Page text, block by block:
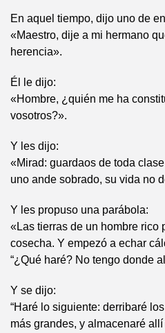
En aquel tiempo, dijo uno de
«Maestro, dije a mi hermano
herencia».
Él le dijo:
«Hombre, ¿quién me ha
vosotros?».
Y les dijo:
«Mirad: guardaos de toda
uno ande sobrado, su vida no
Y les propuso una parábola:
«Las tierras de un hombre rico
cosecha. Y empezó a echar
“¿Qué haré? No tengo donde
Y se dijo:
“Haré lo siguiente: derribaré
más grandes, y almacenaré